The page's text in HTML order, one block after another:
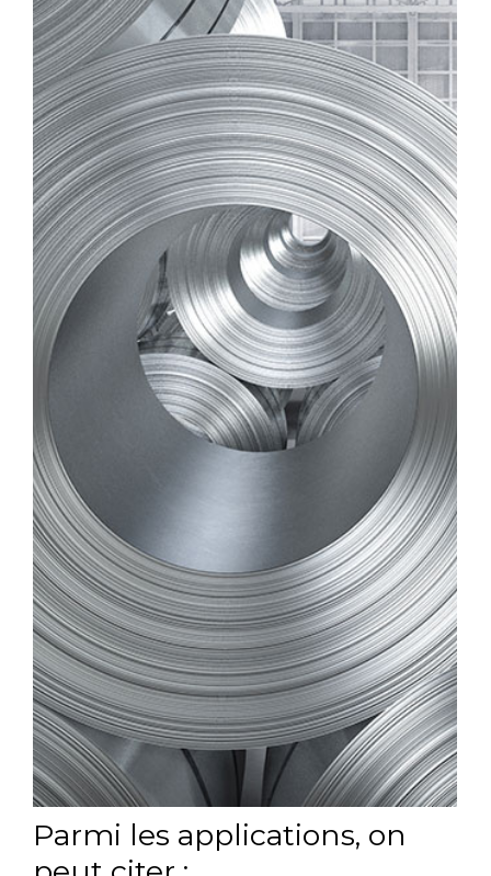
Parmi les applications, on